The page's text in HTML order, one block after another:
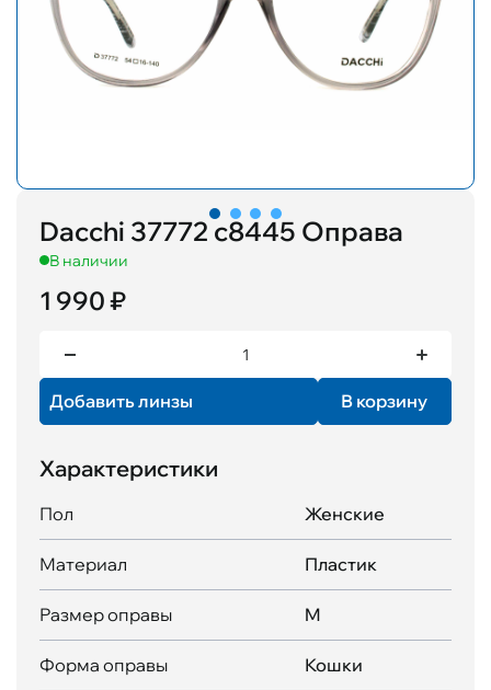
Dacchi 37772 с8445 Оправа
В наличии
1 990 ₽
Добавить линзы В корзину
Характеристики
Пол Женские
Материал Пластик
Размер оправы M
Форма оправы Кошки